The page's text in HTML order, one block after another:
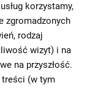
korzystamy,
zgromadzonych
rodzaj
wizyt) i na
na przyszłość.
treści (w tym